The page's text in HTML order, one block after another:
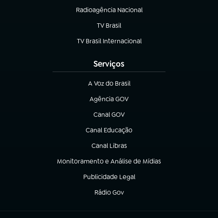
Radioagência Nacional
(abre em nova aba)
TV Brasil
(abre em nova aba)
TV Brasil Internacional
(abre em nova aba)
Serviços
A Voz do Brasil
(abre em nova aba)
Agência GOV
(abre em nova aba)
Canal GOV
(abre em nova aba)
Canal Educação
(abre em nova aba)
Canal Libras
(abre em nova aba)
Monitoramento e Análise de Mídias
(abre em nova aba)
Publicidade Legal
(abre em nova aba)
Rádio Gov
(abre em nova aba)